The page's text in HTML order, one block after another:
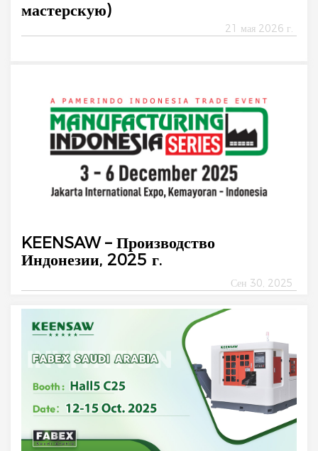
мастерскую)
21 мая 2026 г.
KEENSAW – Производство
Индонезии, 2025 г.
Сен 30, 2025